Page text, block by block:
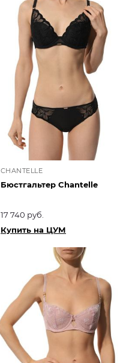
CHANTELLE
Бюстгальтер Chantelle
17 740 руб.
Купить на ЦУМ